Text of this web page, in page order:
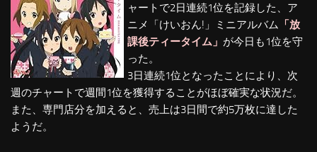
ャートで2日連続1位を記録した、ア
ニメ「けいおん!」ミニアルバム 「放
課後ティータイム」 が今日も1位を守
った。
3日連続1位となったことにより、次
週のチャートで週間1位を獲得することがほぼ確実な状況だ。
また、専門店分を加えると、売上は3日間で約5万枚に達した
ようだ。